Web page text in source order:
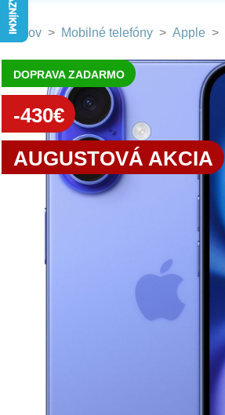
Domov > Mobilné telefóny > Apple >
DOPRAVA ZADARMO
-430€
AUGUSTOVÁ AKCIA